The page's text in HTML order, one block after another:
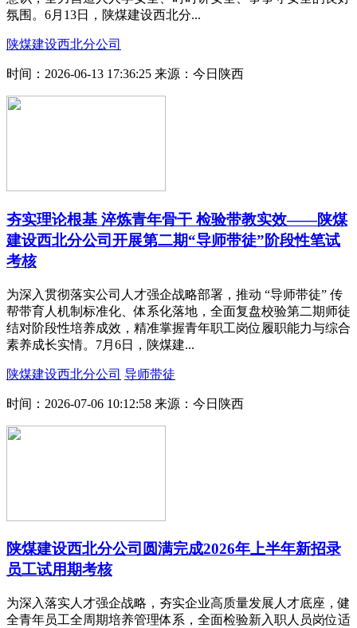
氛围。6月13日，陕煤建设西北分...
陕煤建设西北分公司
时间：2026-06-13 17:36:25 来源：今日陕西
夯实理论根基 淬炼青年骨干 检验带教实效——陕煤
建设西北分公司开展第二期“导师带徒”阶段性笔试
考核
为深入贯彻落实公司人才强企战略部署，推动 “导师带徒” 传
帮带育人机制标准化、体系化落地，全面复盘校验第二期师徒
结对阶段性培养成效，精准掌握青年职工岗位履职能力与综合
素养成长实情。7月6日，陕煤建...
陕煤建设西北分公司 导师带徒
时间：2026-07-06 10:12:58 来源：今日陕西
陕煤建设西北分公司圆满完成2026年上半年新招录
员工试用期考核
为深入落实人才强企战略，夯实企业高质量发展人才底座，健
全青年员工全周期培养管理体系，全面检验新入职人员岗位适